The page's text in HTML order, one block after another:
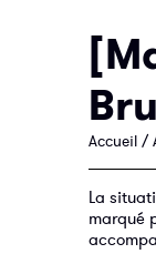
Accueil /
La
marqué